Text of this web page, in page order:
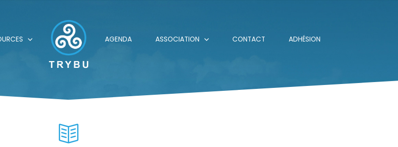
AGENDA ASSOCIATION CONTACT ADHÉSION